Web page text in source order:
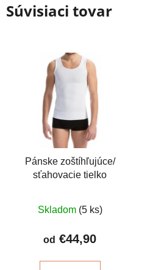
Súvisiaci tovar
Pánske zoštíhľujúce/
sťahovacie tielko
hodnotenie
produktu
Skladom (5 ks)
od €44,90